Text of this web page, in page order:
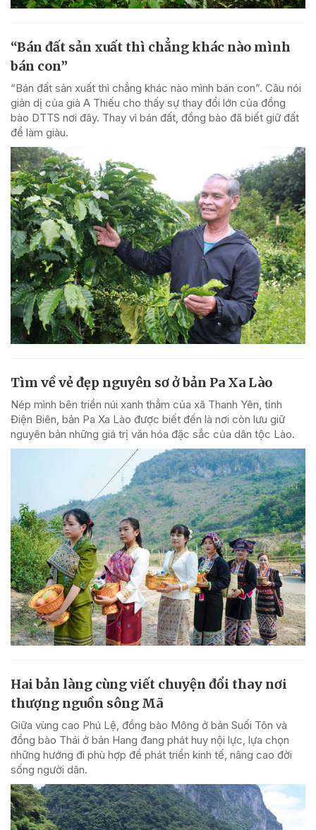
“Bán đất sản xuất thì chẳng khác nào mình
bán con”
“Bán đất sản xuất thì chẳng khác nào mình bán con”. Câu nói
giản dị của già A Thiếu cho thấy sự thay đổi lớn của đồng
bào DTTS nơi đây. Thay vì bán đất, đồng bào đã biết giữ đất
để làm giàu.
Tìm về vẻ đẹp nguyên sơ ở bản Pa Xa Lào
Nép mình bên triền núi xanh thẳm của xã Thanh Yên, tỉnh
Điện Biên, bản Pa Xa Lào được biết đến là nơi còn lưu giữ
nguyên bản những giá trị văn hóa đặc sắc của dân tộc Lào.
Hai bản làng cùng viết chuyện đổi thay nơi
thượng nguồn sông Mã
Giữa vùng cao Phú Lệ, đồng bào Mông ở bản Suối Tôn và
đồng bào Thái ở bản Hang đang phát huy nội lực, lựa chọn
những hướng đi phù hợp để phát triển kinh tế, nâng cao đời
sống người dân.